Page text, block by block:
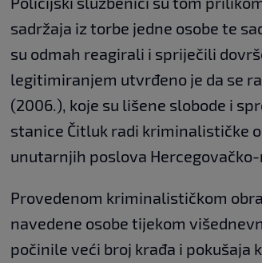
sadržaja iz torbe jedne osobe te
su odmah reagirali i spriječili
legitimiranjem utvrđeno je da se
(2006.), koje su lišene slobode i
stanice Čitluk radi kriminalističke
unutarnjih poslova
Provedenom kriminalističkom
navedene osobe tijekom
počinile veći broj krađa i pokušaja